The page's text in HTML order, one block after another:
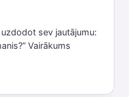
sev jautājumu:
Vairākums